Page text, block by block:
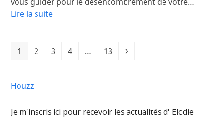
Lire la suite
1 2 3 4 … 13
Houzz